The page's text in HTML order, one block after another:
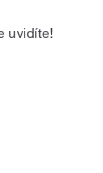
uvidíte!